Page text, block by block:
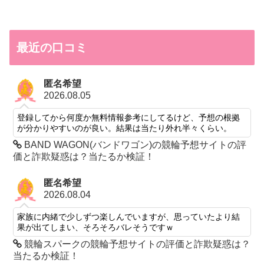
最近の口コミ
匿名希望
2026.08.05
登録してから何度か無料情報参考にしてるけど、予想の根拠
が分かりやすいのが良い。結果は当たり外れ半々くらい。
BAND WAGON(バンドワゴン)の競輪予想サイトの評
価と詐欺疑惑は？当たるか検証！
匿名希望
2026.08.04
家族に内緒で少しずつ楽しんでいますが、思っていたより結
果が出てしまい、そろそろバレそうですｗ
競輪スパークの競輪予想サイトの評価と詐欺疑惑は？
当たるか検証！